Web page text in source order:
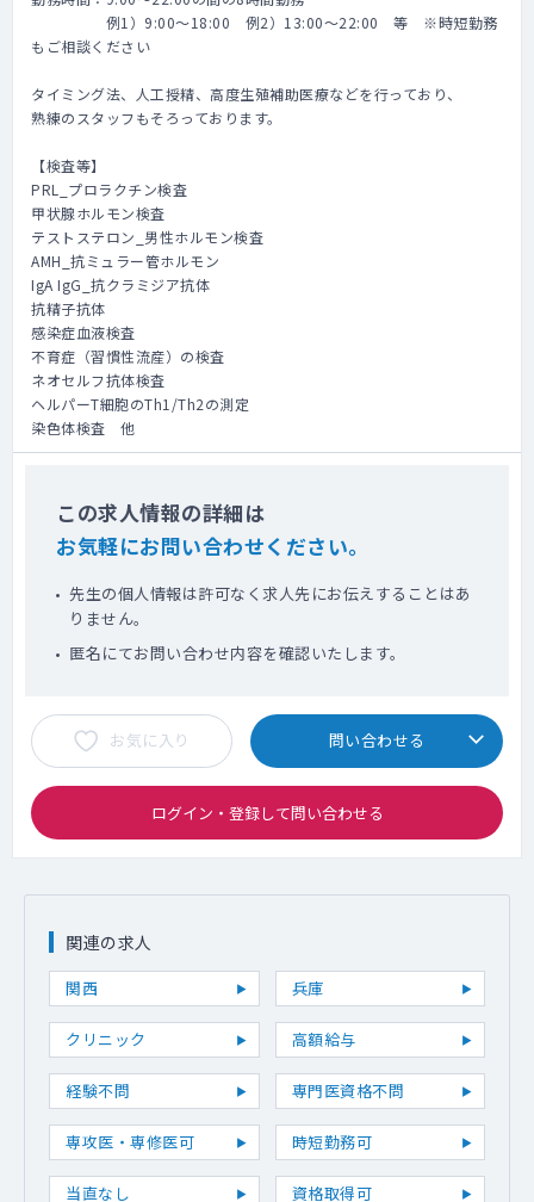
例1）9:00～18:00 例2）13:00～22:00 等 ※時短勤務
もご相談ください
タイミング法、人工授精、高度生殖補助医療などを行っており、
熟練のスタッフもそろっております。
【検査等】
PRL_プロラクチン検査
甲状腺ホルモン検査
テストステロン_男性ホルモン検査
AMH_抗ミュラー管ホルモン
IgA IgG_抗クラミジア抗体
抗精子抗体
感染症血液検査
不育症（習慣性流産）の検査
ネオセルフ抗体検査
ヘルパーT細胞のTh1/Th2の測定
染色体検査 他
この求人情報の詳細は
お気軽にお問い合わせください。
先生の個人情報は許可なく求人先にお伝えすることはあ
りません。
匿名にてお問い合わせ内容を確認いたします。
お気に入り 問い合わせる
ログイン・登録して問い合わせる
関連の求人
関西 兵庫
クリニック 高額給与
経験不問 専門医資格不問
専攻医・専修医可 時短勤務可
当直なし 資格取得可